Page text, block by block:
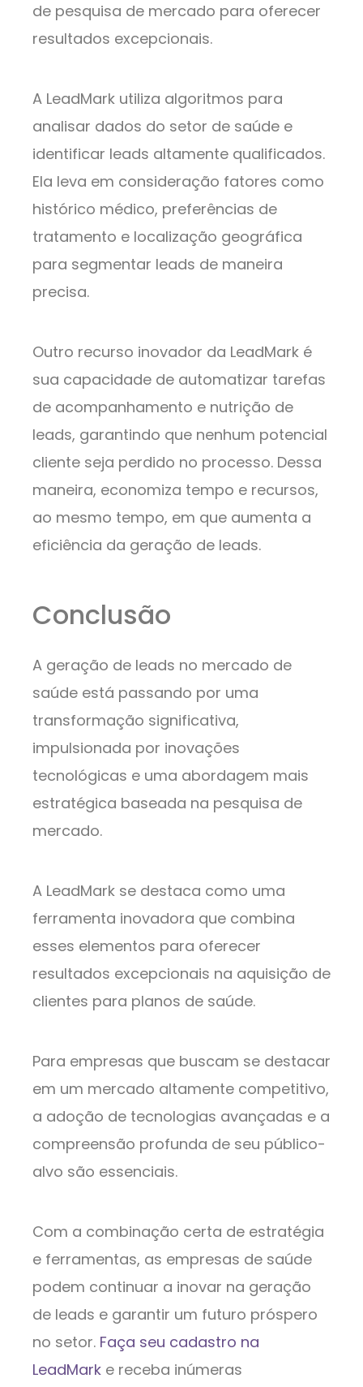
de pesquisa de mercado para oferecer
resultados excepcionais.
A LeadMark utiliza algoritmos para
analisar dados do setor de saúde e
identificar leads altamente qualificados.
Ela leva em consideração fatores como
histórico médico, preferências de
tratamento e localização geográfica
para segmentar leads de maneira
precisa.
Outro recurso inovador da LeadMark é
sua capacidade de automatizar tarefas
de acompanhamento e nutrição de
leads, garantindo que nenhum potencial
cliente seja perdido no processo. Dessa
maneira, economiza tempo e recursos,
ao mesmo tempo, em que aumenta a
eficiência da geração de leads.
Conclusão
A geração de leads no mercado de
saúde está passando por uma
transformação significativa,
impulsionada por inovações
tecnológicas e uma abordagem mais
estratégica baseada na pesquisa de
mercado.
A LeadMark se destaca como uma
ferramenta inovadora que combina
esses elementos para oferecer
resultados excepcionais na aquisição de
clientes para planos de saúde.
Para empresas que buscam se destacar
em um mercado altamente competitivo,
a adoção de tecnologias avançadas e a
compreensão profunda de seu público-
alvo são essenciais.
Com a combinação certa de estratégia
e ferramentas, as empresas de saúde
podem continuar a inovar na geração
de leads e garantir um futuro próspero
no setor. Faça seu cadastro na
LeadMark e receba inúmeras